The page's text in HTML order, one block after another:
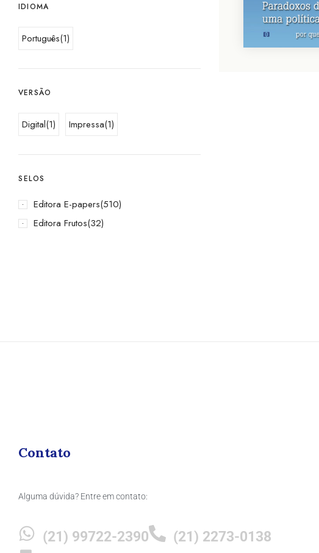
IDIOMA
Português(1)
VERSÃO
Digital(1) Impressa(1)
SELOS
Editora E-papers(510)
Editora Frutos(32)
Contato
Alguma dúvida? Entre em contato:
(21) 99722-2390
(21) 2273-0138